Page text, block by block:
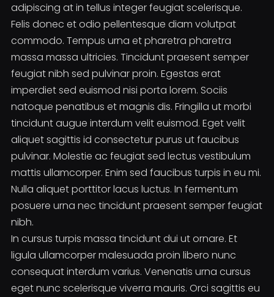
adipiscing at in tellus integer feugiat scelerisque.
Felis donec et odio pellentesque diam volutpat
commodo. Tempus urna et pharetra pharetra
massa massa ultricies. Tincidunt praesent semper
feugiat nibh sed pulvinar proin. Egestas erat
imperdiet sed euismod nisi porta lorem. Sociis
natoque penatibus et magnis dis. Fringilla ut morbi
tincidunt augue interdum velit euismod. Eget velit
aliquet sagittis id consectetur purus ut faucibus
pulvinar. Molestie ac feugiat sed lectus vestibulum
mattis ullamcorper. Enim sed faucibus turpis in eu mi.
Nulla aliquet porttitor lacus luctus. In fermentum
posuere urna nec tincidunt praesent semper feugiat
nibh.
In cursus turpis massa tincidunt dui ut ornare. Et
ligula ullamcorper malesuada proin libero nunc
consequat interdum varius. Venenatis urna cursus
eget nunc scelerisque viverra mauris. Orci sagittis eu